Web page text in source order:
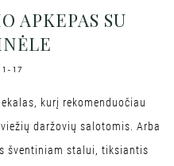
APKEPAS SU
17
kurį rekomenduočiau
daržovių salotomis. Arba
šventiniam stalui, tiksiantis